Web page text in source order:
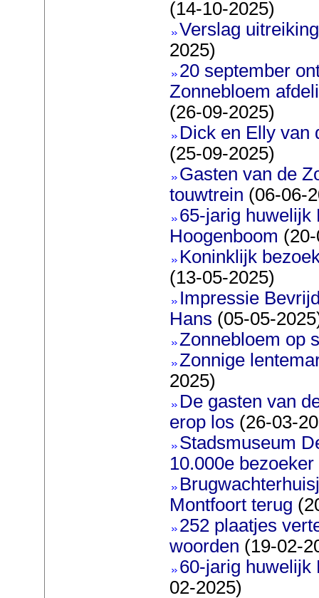
(14-10-2025)
Verslag
2025)
20 september
Zonnebloem
(26-09-2025)
Dick en Elly van
(25-09-2025)
Gasten van de
touwtrein (06-06-
65-jarig huwelijk
Hoogenboom
Koninklijk
(13-05-2025)
Impressie
Hans (05-05-
Zonnebloem op
Zonnige
2025)
De gasten van
erop los (26-03-
Stadsmuseum
10.000e bezoeker
Montfoort terug
252 plaatjes
woorden (19-02-
60-jarig huwelijk
02-2025)